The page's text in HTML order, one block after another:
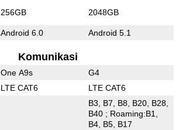
256GB 2048GB
Android 6.0 Android 5.1
Komunikasi
One A9s G4
LTE CAT6 LTE CAT6
B3, B7, B8, B20, B28,
B40 ; Roaming:B1,
B4, B5, B17